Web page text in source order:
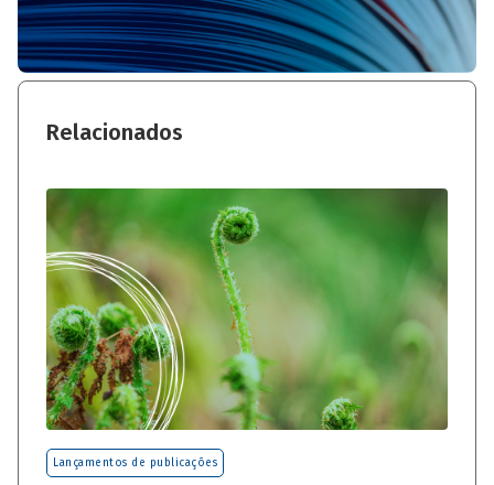
Relacionados
Lançamentos de publicações